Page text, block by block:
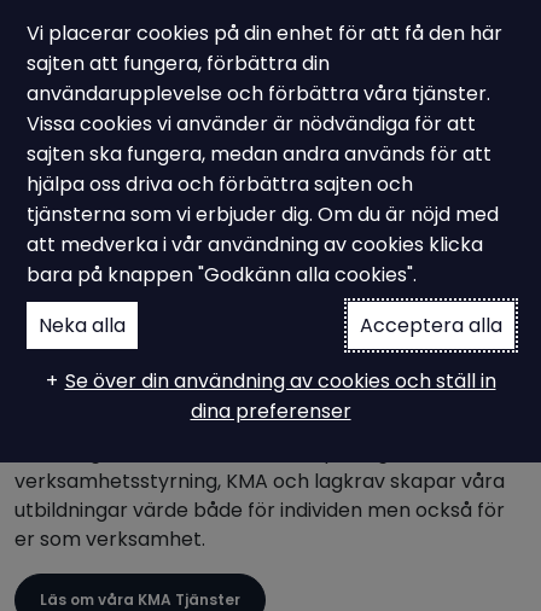
KMA Utbildningar & Kurser
Öka och säkra
kunskapen inom KMA
Ampiro Group erbjuder utbildning och kurser inom
ledningssystem, lagkrav och förbättringsarbete.
verksamhetsstyrning, KMA och lagkrav skapar våra
utbildningar värde både för individen men också för
er som verksamhet.
Läs om våra KMA Tjänster
Vi placerar cookies på din enhet för att få den här
sajten att fungera, förbättra din
användarupplevelse och förbättra våra tjänster.
Vissa cookies vi använder är nödvändiga för att
sajten ska fungera, medan andra används för att
hjälpa oss driva och förbättra sajten och
tjänsterna som vi erbjuder dig. Om du är nöjd med
att medverka i vår användning av cookies klicka
bara på knappen "Godkänn alla cookies".
Acceptera alla
Neka alla
Se över din användning av cookies och ställ in
dina preferenser